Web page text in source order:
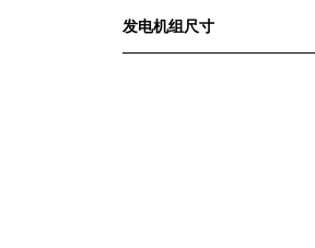
发电机组尺寸